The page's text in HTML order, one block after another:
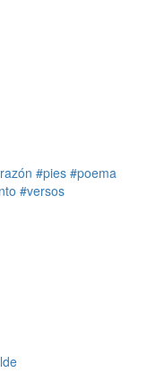
#pies #poema
#versos